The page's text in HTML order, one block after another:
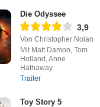
Die Odyssee
3,9
Von Christopher Nolan
Mit Matt Damon, Tom
Holland, Anne
Hathaway
Trailer
Toy Story 5